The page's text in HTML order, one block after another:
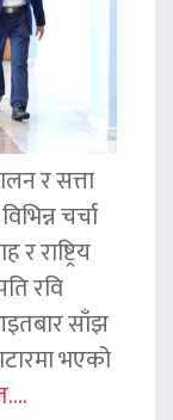
र सत्ता
चर्चा
राष्ट्रिय
रवि
साँझ
भएको